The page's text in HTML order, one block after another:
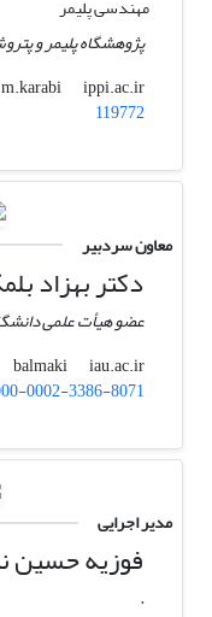
مهندسی پلیمر
پژوهشگاه پلیمر و
m.karabi
ippi.ac.ir
119772
معاون سردبیر
دکتر بهزاد
عضو هیأت علمی
balmaki
iau.ac.ir
0002-3386-8071
مدیر اجرایی
فوزیه حسین
.